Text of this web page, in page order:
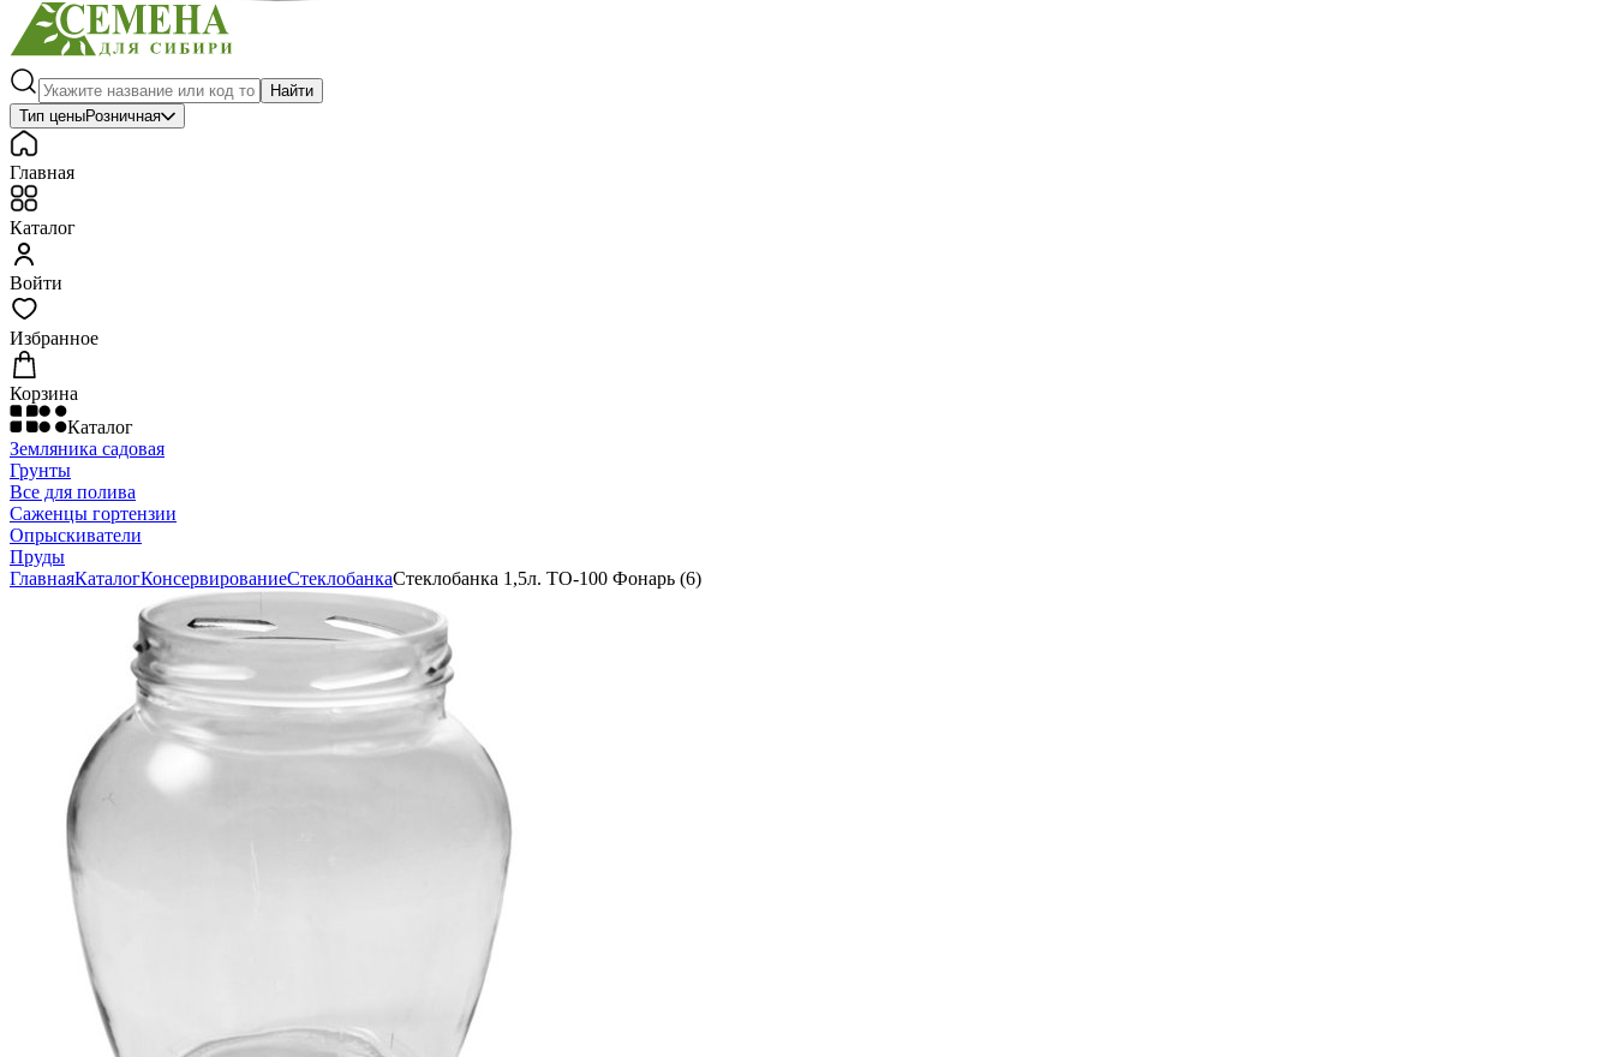
Найти
Тип ценыРозничная
Главная
Каталог
Войти
Избранное
Корзина
Каталог
Земляника садовая
Грунты
Все для полива
Саженцы гортензии
Опрыскиватели
Пруды
ГлавнаяКаталогКонсервированиеСтеклобанкаСтеклобанка 1,5л. ТО-100 Фонарь (6)